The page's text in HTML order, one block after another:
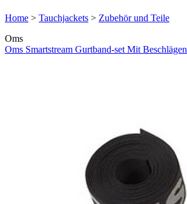
Home > Tauchjackets > Zubehör und Teile
Oms
Oms Smartstream Gurtband-set Mit Beschlägen